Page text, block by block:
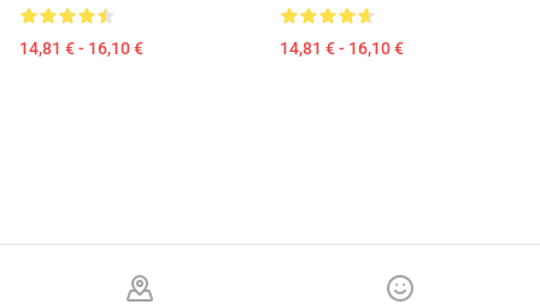
14,81 € - 16,10 € 14,81 € - 16,10 €